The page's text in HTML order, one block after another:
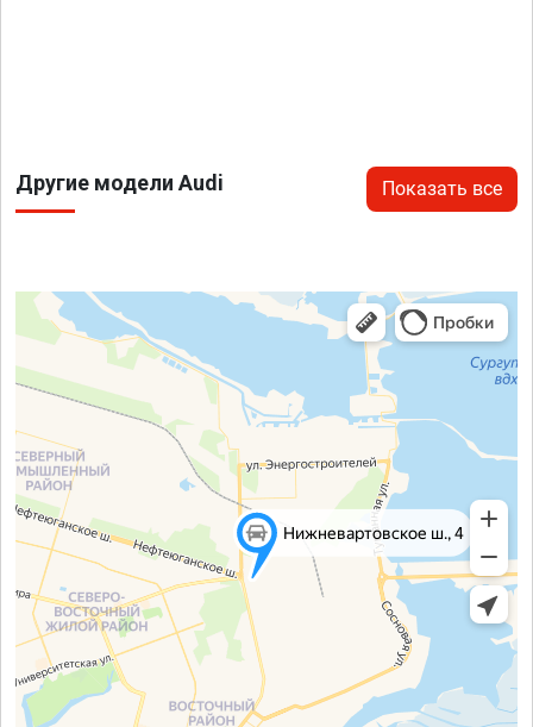
Другие модели Audi Показать все